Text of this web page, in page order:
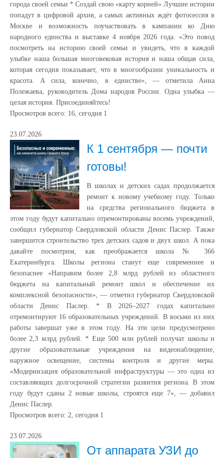
города своей семьи * Создай свою «карту корней» Лучшие истории
попадут в цифровой архив, а самых активных ждёт фотосессия в
Москве и возможность поучаствовать в кампании ко Дню
народного единства и выставке 4 ноября 2026 года. «Это повод
посмотреть на историю своей семьи и увидеть, что в каждой
улыбке наша большая многовековая история и наша общая сила,
которая сегодня показывает, что в многообразии уникальность и
красота. А сила, конечно, в единстве», — отметила Анна
Полежаева, руководитель Дома народов России. Одна улыбка —
целая история. Присоединяйтесь!
Просмотров всего: 16, сегодня 1
23.07.2026
К 1 сентября — почти
готовы!
В школах и детских садах продолжается
ремонт к новому учебному году. Только
на средства регионального бюджета в
этом году будут капитально отремонтированы восемь учреждений,
сообщил губернатор Свердловской области Денис Паслер. Также
завершится строительство трех детских садов и двух школ. А пока
давайте посмотрим, как преображается школа № 366
Екатеринбурга. Школы региона станут еще современнее и
безопаснее «Направим более 2,8 млрд рублей из областного
бюджета на капитальный ремонт школ и обеспечение их
комплексной безопасности», — отметил губернатор Свердловской
области Денис Паслер. * В 2026–2027 годах капитально
отремонтируют 16 образовательных учреждений. В восьми из них
работы завершат уже в этом году. На эти цели предусмотрено
более 2,3 млрд рублей. * Еще 500 млн рублей получат школы и
другие образовательные учреждения на видеонаблюдение,
наружное освещение, системы контроля и другие меры.
«Модернизация образовательной инфраструктуры — это одна из
составляющих долгосрочной стратегии развития региона. В этом
году будут сданы 2 новые школы, строятся еще 7», — добавил
Денис Паслер.
Просмотров всего: 2, сегодня 1
23.07.2026
От аппарата УЗИ до